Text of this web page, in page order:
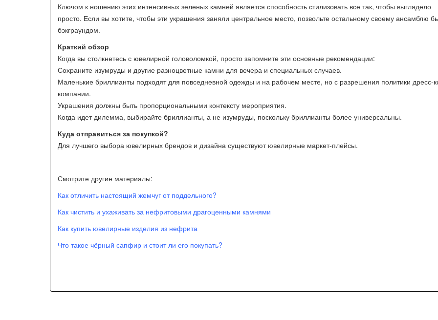
Ключом к ношению этих интенсивных зеленых камней является способность стилизовать все так, чтобы выглядело
просто. Если вы хотите, чтобы эти украшения заняли центральное место, позвольте остальному своему ансамблю
бэкграундом.
Краткий обзор
Когда вы столкнетесь с ювелирной головоломкой, просто запомните эти основные рекомендации:
Сохраните изумруды и другие разноцветные камни для вечера и специальных случаев.
Маленькие бриллианты подходят для повседневной одежды и на рабочем месте, но с разрешения политики дресс-
компании.
Украшения должны быть пропорциональными контексту мероприятия.
Когда идет дилемма, выбирайте бриллианты, а не изумруды, поскольку бриллианты более универсальны.
Куда отправиться за покупкой?
Для лучшего выбора ювелирных брендов и дизайна существуют ювелирные маркет-плейсы.
Смотрите другие материалы:
Как отличить настоящий жемчуг от поддельного?
Как чистить и ухаживать за нефритовыми драгоценными камнями
Как купить ювелирные изделия из нефрита
Что такое чёрный сапфир и стоит ли его покупать?